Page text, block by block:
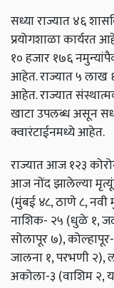
सध्या राज्यात ४६
प्रयोगशाळा कार्यरत
१० हजार १७६
आहेत. राज्यात ५ लाख
आहेत. राज्यात
खाटा उपलब्ध असून
क्वारंटाईनमध्ये आहेत.
राज्यात आज १२३
आज नोंद झालेल्या
(मुंबई ४८, ठाणे ८, नवी
नाशिक- २५ (धुळे १,
सोलापूर ७),
जालना १, परभणी २),
अकोला-३ (वाशिम २,